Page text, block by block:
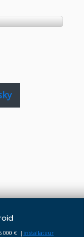
000 € | installateur